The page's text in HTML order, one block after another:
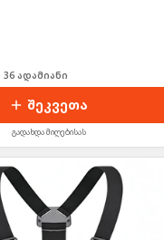
48-მა
შეკვეთა
გადახდა მიღებისას